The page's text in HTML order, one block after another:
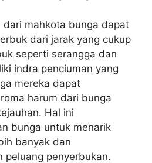
dari mahkota bunga dapat
dari jarak yang cukup
seperti serangga dan
indra penciuman yang
mereka dapat
harum dari bunga
Hal ini
bunga untuk menarik
banyak dan
peluang penyerbukan.